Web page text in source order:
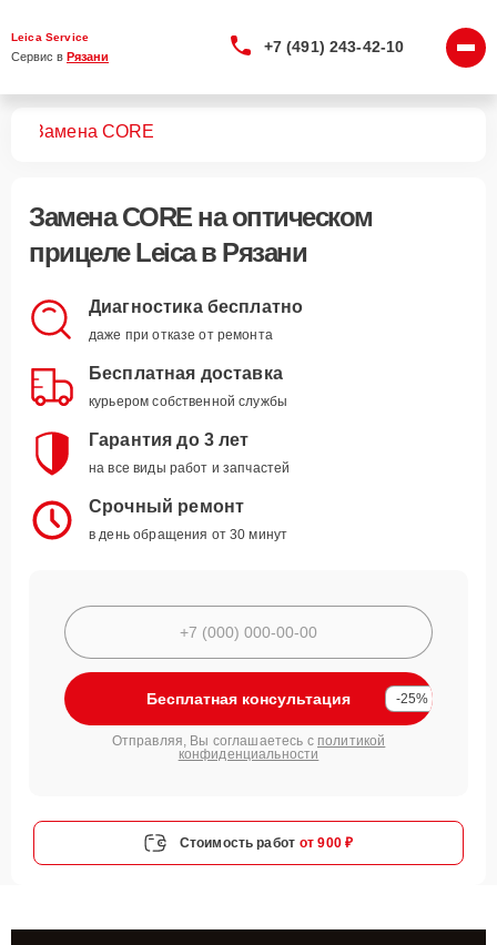
Leica Service
Сервис в Рязани
+7 (491) 243-42-10
Замена CORE
Замена COREна оптическом
прицеле Leica в Рязани
Диагностика бесплатно
даже при отказе от ремонта
Бесплатная доставка
курьером собственной службы
Гарантия до 3 лет
на все виды работ и запчастей
Срочный ремонт
в день обращения от 30 минут
Бесплатная консультация -25%
Отправляя, Вы соглашаетесь с политикой
конфиденциальности
Стоимость работ от 900 ₽